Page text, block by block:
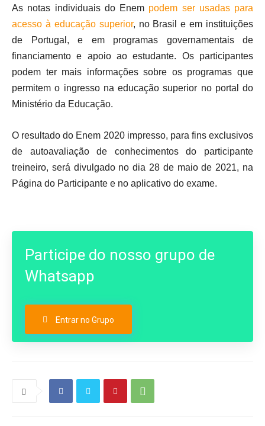
As notas individuais do Enem podem ser usadas para
acesso à educação superior, no Brasil e em instituições
de Portugal, e em programas governamentais de
financiamento e apoio ao estudante. Os participantes
podem ter mais informações sobre os programas que
permitem o ingresso na educação superior no portal do
Ministério da Educação.
O resultado do Enem 2020 impresso, para fins exclusivos
de autoavaliação de conhecimentos do participante
treineiro, será divulgado no dia 28 de maio de 2021, na
Página do Participante e no aplicativo do exame.
Participe do nosso grupo de
Whatsapp
Entrar no Grupo